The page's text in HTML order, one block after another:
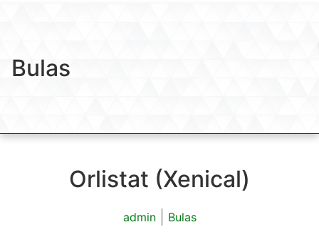
Bulas
Orlistat (Xenical)
admin Bulas